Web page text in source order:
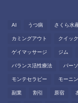
AI うつ病 さくら水
カミングアウト クイッ
ゲイマッサージ ジム
バランス活性療法 パー
モンテセラピー モーニ
副業 割引 原宿